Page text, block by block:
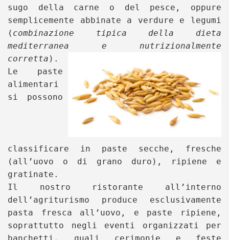
sugo della carne o del pesce, oppure
semplicemente abbinate a verdure e legumi
( combinazione tipica della dieta
mediterranea e nutrizionalmente
corretta ).
Le paste
alimentari
si possono
classificare in paste secche, fresche
(all’uovo o di grano duro), ripiene e
gratinate.
Il nostro ristorante all’interno
dell’agriturismo produce esclusivamente
pasta fresca all’uovo, e paste ripiene,
soprattutto negli eventi organizzati per